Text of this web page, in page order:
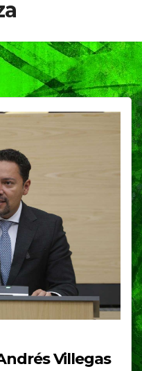
Villegas